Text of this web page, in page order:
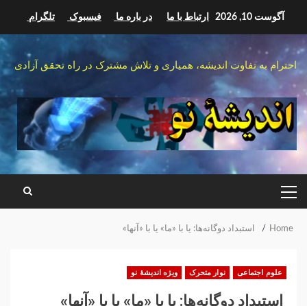
content
آگوست 10, 2026 ارتباط با ما در باره ما فیسبوک تلگرام
احترام به تفاوت اندیشه، همیاری و تلاش مشترک در راه تحقق آزادی
PRIMARY
MENU
Home ‏ استبداد دوگانه‌ها: یا با «‌ما» یا با «آنها‌»‏
علوم اجتماعی نوار متحرک ویژه اندیشهٔ نو
‏ استبداد دوگانه‌ها: یا با «‌ما» یا با «آنها‌»‏